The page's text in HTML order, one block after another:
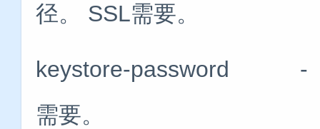
径。 SSL需要。
keystore-password
需要。